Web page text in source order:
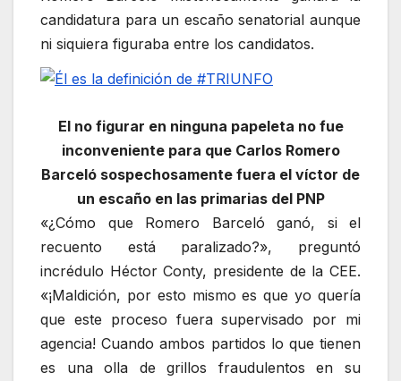
candidatura para un escaño senatorial aunque
ni siquiera figuraba entre los candidatos.
El no figurar en ninguna papeleta no fue
inconveniente para que Carlos Romero
Barceló sospechosamente fuera el víctor de
un escaño en las primarias del PNP
«¿Cómo que Romero Barceló ganó, si el
recuento está paralizado?», preguntó
incrédulo Héctor Conty, presidente de la CEE.
«¡Maldición, por esto mismo es que yo quería
que este proceso fuera supervisado por mi
agencia! Cuando ambos partidos lo que tienen
es una olla de grillos fraudulentos en su